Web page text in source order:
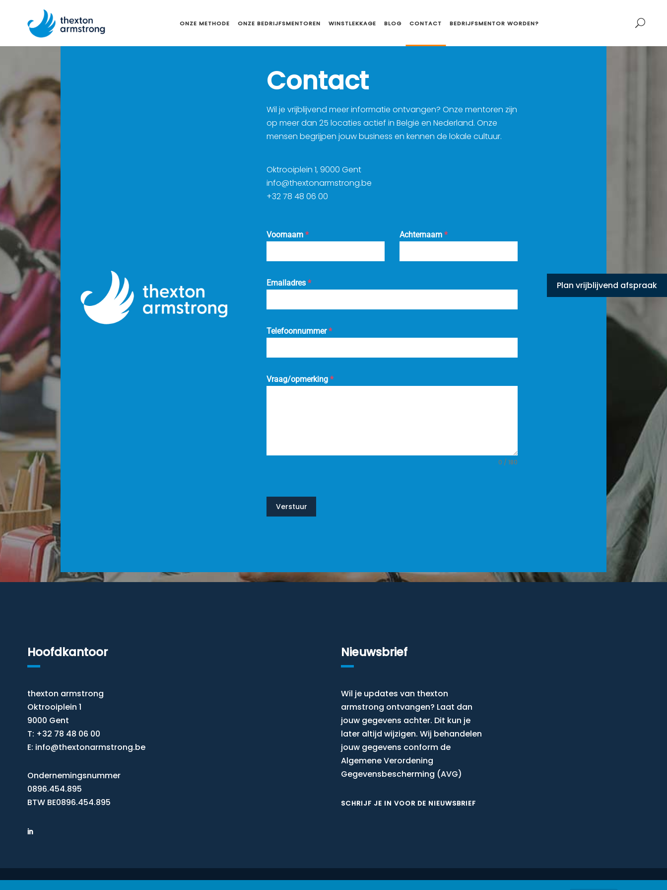
Plan vrijblijvend afspraak
ONZE METHODE ONZE BEDRIJFSMENTOREN WINSTLEKKAGE BLOG CONTACT BEDRIJFSMENTOR WORDEN?
Contact
Wil je vrijblijvend meer informatie ontvangen? Onze mentoren zijn
op meer dan 25 locaties actief in België en Nederland. Onze
mensen begrijpen jouw business en kennen de lokale cultuur.
Oktrooiplein 1, 9000 Gent
info@thextonarmstrong.be
+32 78 48 06 00
Voornaam* Achternaam *
Emailadres*
Telefoonnummer*
Vraag/opmerking*
0 / 180
Verstuur
Hoofdkantoor
thexton armstrong
Oktrooiplein 1
9000 Gent
T: +32 78 48 06 00
E: info@thextonarmstrong.be
Ondernemingsnummer
0896.454.895
BTW BE0896.454.895
Nieuwsbrief
Wil je updates van thexton
armstrong ontvangen? Laat dan
jouw gegevens achter. Dit kun je
later altijd wijzigen. Wij behandelen
jouw gegevens conform de
Algemene Verordening
Gegevensbescherming (AVG)
SCHRIJF JE IN VOOR DE NIEUWSBRIEF